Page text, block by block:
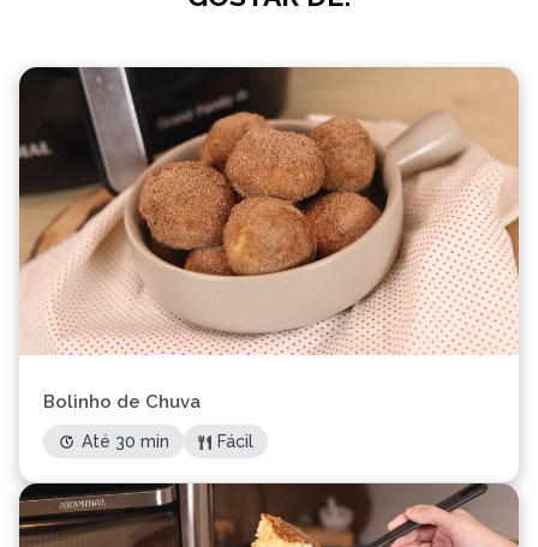
Bolinho de Chuva
Até 30 min Fácil